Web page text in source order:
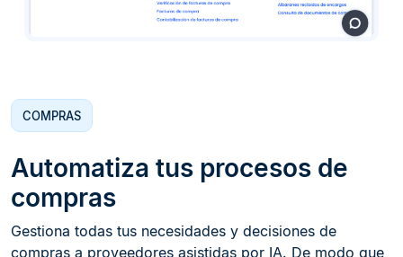
COMPRAS
Automatiza tus procesos de
compras
Gestiona todas tus necesidades y decisiones de
compras a proveedores asistidas por IA. De modo que